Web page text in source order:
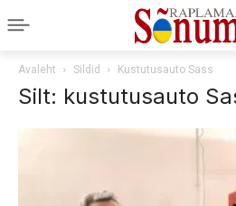
Avaleht Sildid Kustutusauto Sass
Silt: kustutusauto